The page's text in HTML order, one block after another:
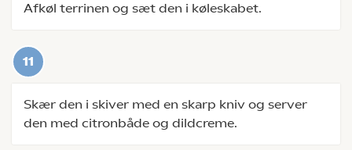
Afkøl terrinen og sæt den i køleskabet.
Skær den i skiver med en skarp kniv og server
den med citronbåde og dildcreme.